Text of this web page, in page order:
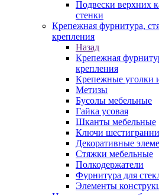
Подвески верхних
стенки
Крепежная фурнитура,
крепления
Назад
Крепежная
крепления
Крепежные уголки
Метизы
Бусолы мебельные
Гайка усовая
Шканты мебельные
Ключи
Декоративные
Стяжки мебельные
Полкодержатели
Фурнитура для
Элементы